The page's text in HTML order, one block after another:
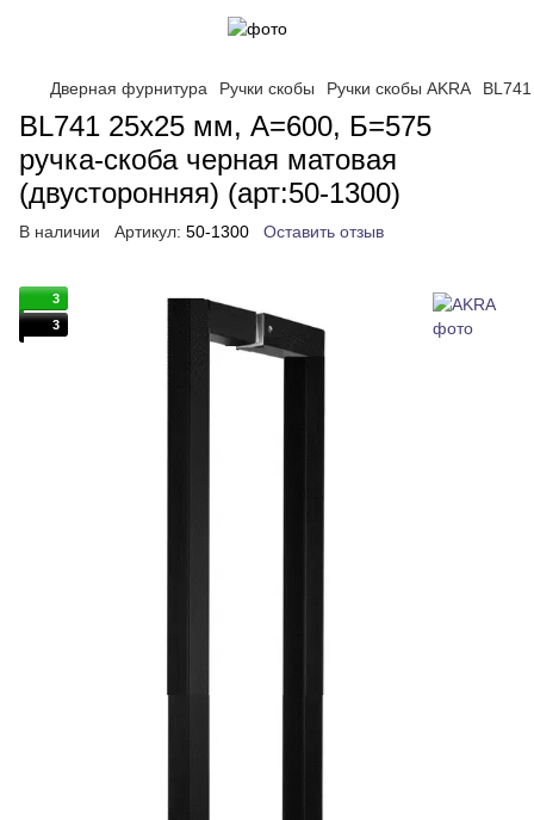
Дверная фурнитура Ручки скобы Ручки скобы AKRA
BL741 25x25 мм, А=600, Б=575
ручка-скоба черная матовая
(двусторонняя) (арт:50-1300)
В наличии Артикул: 50-1300 Оставить отзыв
3
3